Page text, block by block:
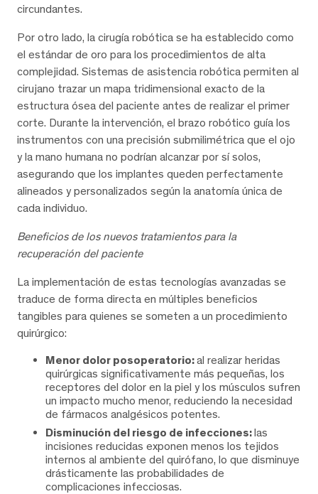
circundantes.
Por otro lado, la cirugía robótica se ha establecido como
el estándar de oro para los procedimientos de alta
complejidad. Sistemas de asistencia robótica permiten al
cirujano trazar un mapa tridimensional exacto de la
estructura ósea del paciente antes de realizar el primer
corte. Durante la intervención, el brazo robótico guía los
instrumentos con una precisión submilimétrica que el ojo
y la mano humana no podrían alcanzar por sí solos,
asegurando que los implantes queden perfectamente
alineados y personalizados según la anatomía única de
cada individuo.
Beneficios de los nuevos tratamientos para la
recuperación del paciente
La implementación de estas tecnologías avanzadas se
traduce de forma directa en múltiples beneficios
tangibles para quienes se someten a un procedimiento
quirúrgico:
Menor dolor posoperatorio:al realizar heridas
quirúrgicas significativamente más pequeñas, los
receptores del dolor en la piel y los músculos sufren
un impacto mucho menor, reduciendo la necesidad
de fármacos analgésicos potentes.
Disminución del riesgo de infecciones:las
incisiones reducidas exponen menos los tejidos
internos al ambiente del quirófano, lo que disminuye
drásticamente las probabilidades de
complicaciones infecciosas.